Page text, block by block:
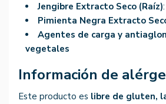
Jengibre Extracto Seco (Raíz)
Pimienta Negra Extracto
Agentes de carga y
vegetales
Información de
Este producto es libre de gluten,